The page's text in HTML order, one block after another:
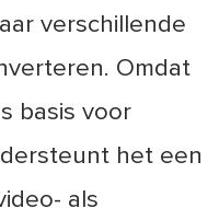
verschillende
Omdat
basis voor
het een
als